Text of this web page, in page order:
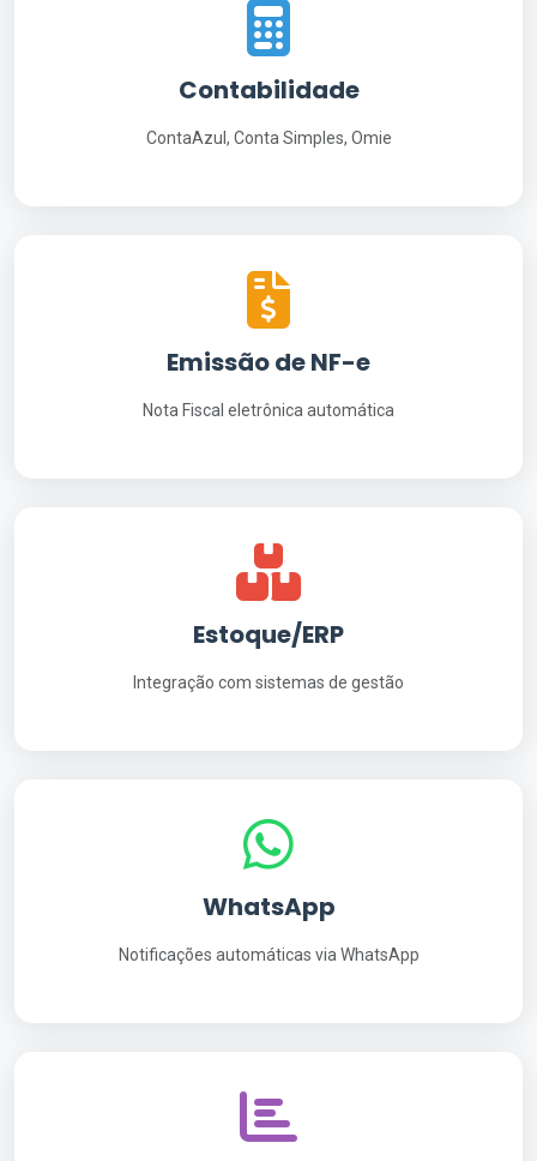
Contabilidade
ContaAzul, Conta Simples, Omie
Emissão de NF-e
Nota Fiscal eletrônica automática
Estoque/ERP
Integração com sistemas de gestão
WhatsApp
Notificações automáticas via WhatsApp